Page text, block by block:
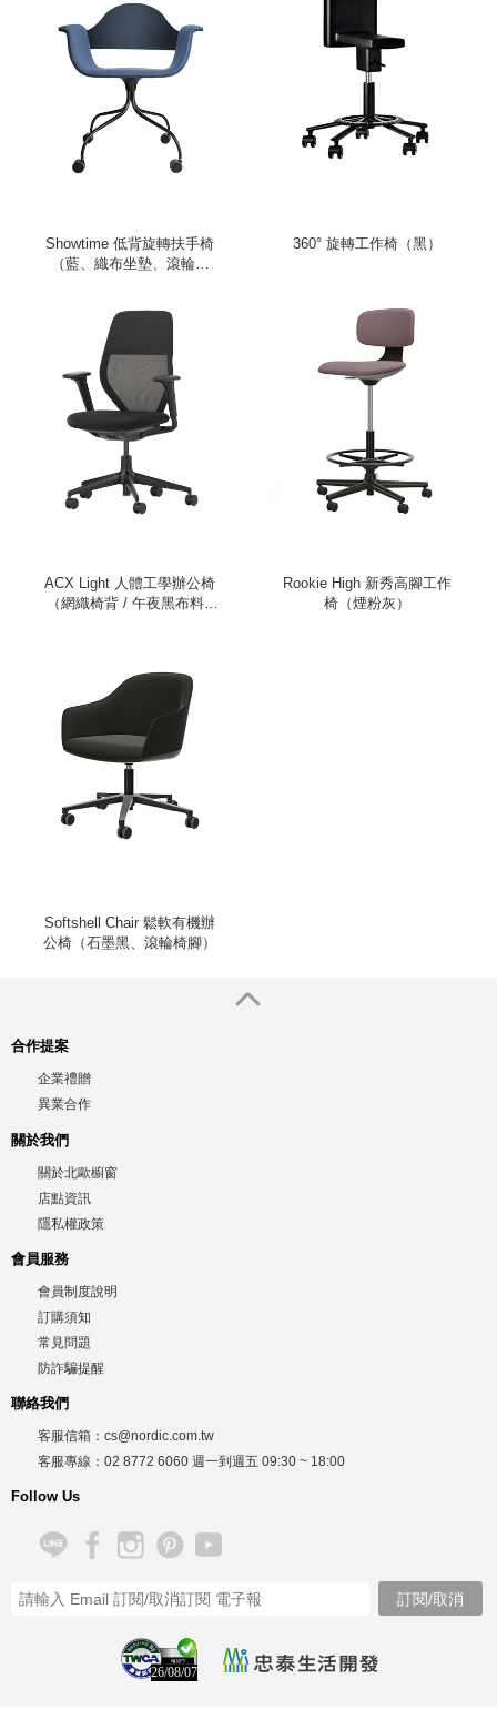
Showtime 低背旋轉扶手椅
（藍、織布坐墊、滾輪椅
360° 旋轉工作椅（黑）
ACX Light 人體工學辦公椅
（網織椅背 / 午夜黑布料 /
Rookie High 新秀高腳工作
椅（煙粉灰）
Softshell Chair 鬆軟有機辦
公椅（石墨黑、滾輪椅腳）
合作提案
企業禮贈
異業合作
關於我們
關於北歐櫥窗
店點資訊
隱私權政策
會員服務
會員制度說明
訂購須知
常見問題
防詐騙提醒
聯絡我們
客服信箱： cs@nordic.com.tw
客服專線： 02 8772 6060 週一到週五 09:30 ~ 18:00
Follow Us
26/08/07